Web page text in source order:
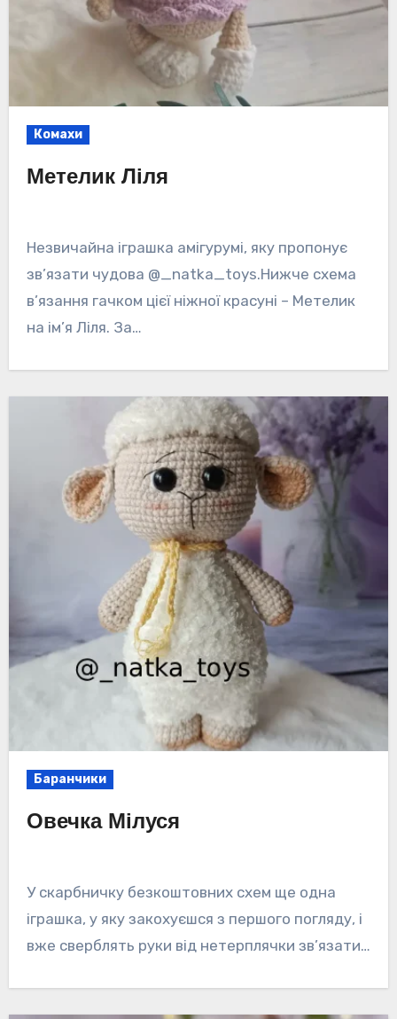
Комахи
Метелик Ліля
Незвичайна іграшка амігурумі, яку пропонує
зв’язати чудова @_natka_toys.Нижче схема
в’язання гачком цієї ніжної красуні – Метелик
на ім’я Ліля. За…
Баранчики
Овечка Мілуся
У скарбничку безкоштовних схем ще одна
іграшка, у яку закохуєшся з першого погляду, і
вже сверблять руки від нетерплячки зв’язати…